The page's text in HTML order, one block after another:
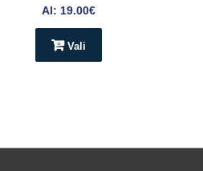
Al: 19.00€
Vali